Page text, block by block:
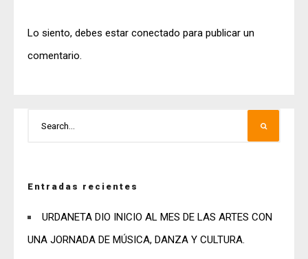
Lo siento, debes estar conectado para publicar un
comentario.
Entradas recientes
URDANETA DIO INICIO AL MES DE LAS ARTES CON
UNA JORNADA DE MÚSICA, DANZA Y CULTURA.